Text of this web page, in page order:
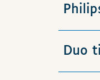
Duo